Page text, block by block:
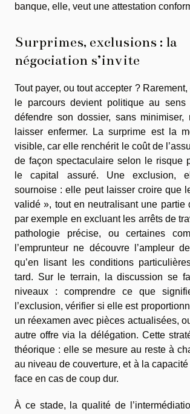
banque, elle, veut une attestation
Surprimes, exclusions : la
négociation s’invite
Tout payer, ou tout accepter ? Rarement,
le parcours devient politique au
défendre son dossier, sans minimiser,
laisser enfermer. La surprime est la
visible, car elle renchérit le coût de
de façon spectaculaire selon le risque
le capital assuré. Une exclusion,
sournoise : elle peut laisser croire que
validé », tout en neutralisant une partie
par exemple en excluant les arrêts de
pathologie précise, ou certaines
l’emprunteur ne découvre l’ampleur
qu’en lisant les conditions
tard. Sur le terrain, la discussion se
niveaux : comprendre ce que
l’exclusion, vérifier si elle est
un réexamen avec pièces actualisées,
autre offre via la délégation. Cette
théorique : elle se mesure au reste à
au niveau de couverture, et à la
face en cas de coup dur.
À ce stade, la qualité de